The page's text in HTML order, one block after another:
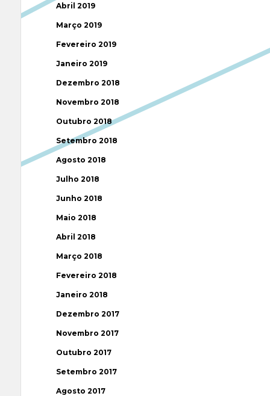
Abril 2019
Março 2019
Fevereiro 2019
Janeiro 2019
Dezembro 2018
Novembro 2018
Outubro 2018
Setembro 2018
Agosto 2018
Julho 2018
Junho 2018
Maio 2018
Abril 2018
Março 2018
Fevereiro 2018
Janeiro 2018
Dezembro 2017
Novembro 2017
Outubro 2017
Setembro 2017
Agosto 2017